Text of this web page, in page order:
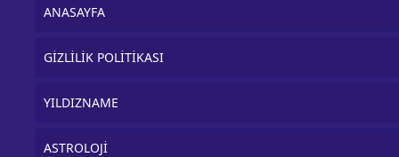
ANASAYFA
GİZLİLİK POLİTİKASI
YILDIZNAME
ASTROLOJİ